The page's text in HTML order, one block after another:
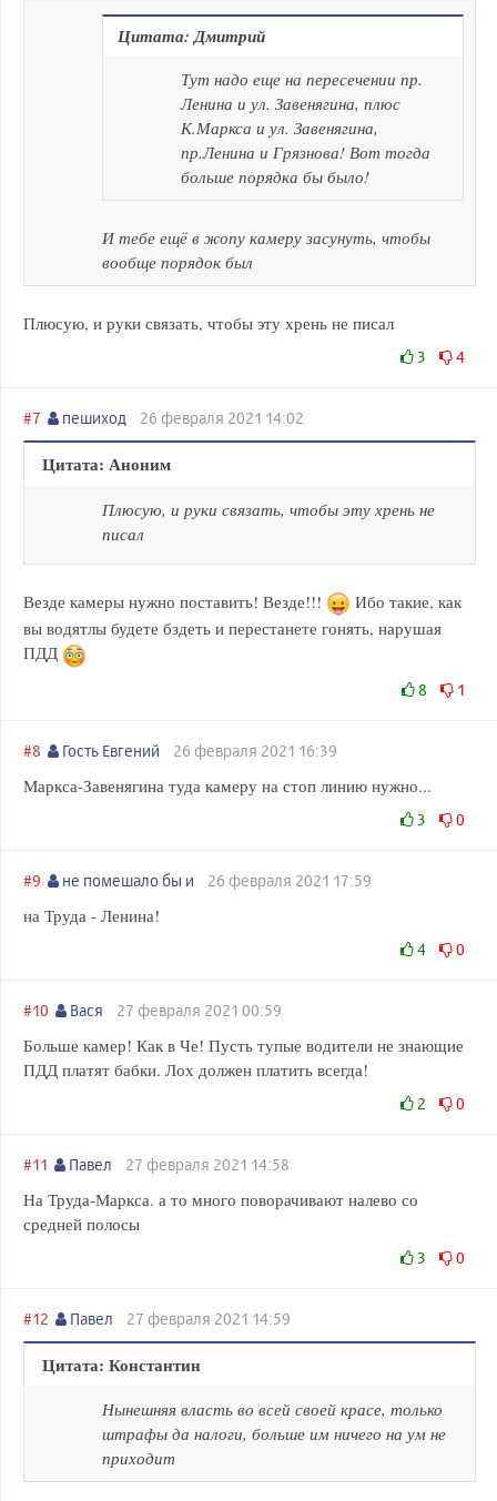
Цитата: Дмитрий
Тут надо еще на пересечении пр.
Ленина и ул. Завенягина, плюс
К.Маркса и ул. Завенягина,
пр.Ленина и Грязнова! Вот тогда
больше порядка бы было!
И тебе ещё в жопу камеру засунуть, чтобы
вообще порядок был
Плюсую, и руки связать, чтобы эту хрень не писал
3 4
#7 пешиход 26 февраля 2021 14:02
Цитата: Аноним
Плюсую, и руки связать, чтобы эту хрень не
писал
Везде камеры нужно поставить! Везде!!!
Ибо такие, как
вы водятлы будете бздеть и перестанете гонять, нарушая
ПДД
8 1
#8 Гость Евгений 26 февраля 2021 16:39
Маркса-Завенягина туда камеру на стоп линию нужно...
3 0
#9 не помешало бы и 26 февраля 2021 17:59
на Труда - Ленина!
4 0
#10 Вася 27 февраля 2021 00:59
Больше камер! Как в Че! Пусть тупые водители не знающие
ПДД платят бабки. Лох должен платить всегда!
2 0
#11 Павел 27 февраля 2021 14:58
На Труда-Маркса. а то много поворачивают налево со
средней полосы
3 0
#12 Павел 27 февраля 2021 14:59
Цитата: Константин
Нынешняя власть во всей своей красе, только
штрафы да налоги, больше им ничего на ум не
приходит